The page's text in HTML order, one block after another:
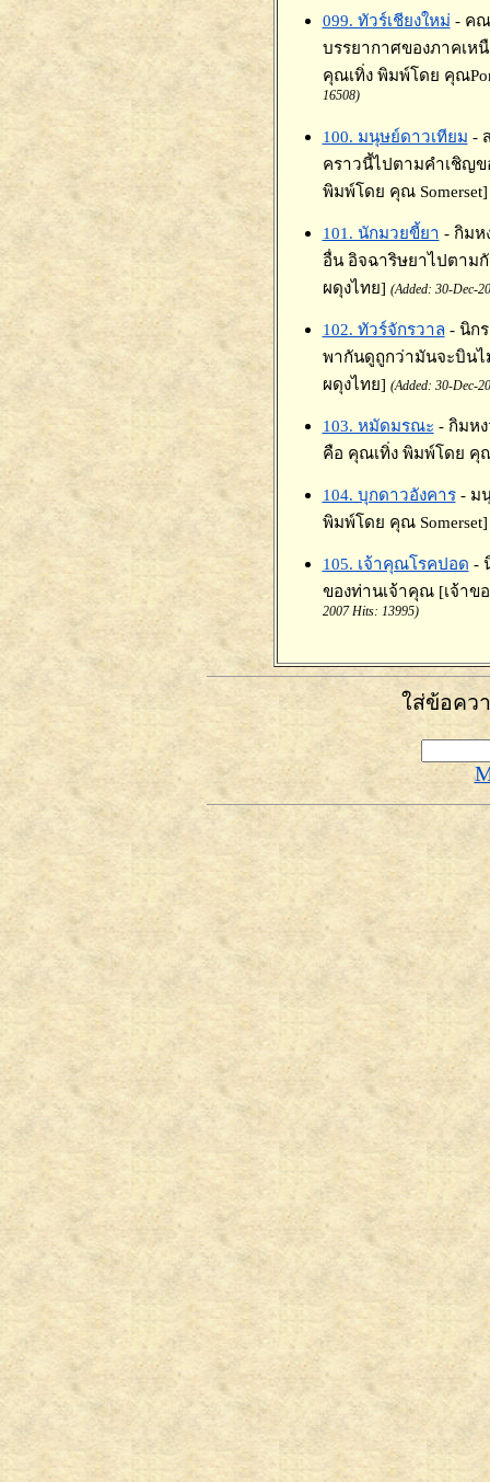
099. ทัวร์เชียงใหม่ - คณ
บรรยากาศของภาคเห
คุณเทิ่ง พิมพ์โดย คุณ
16508)
100. มนุษย์ดาวเทียม -
คราวนี้ไปตามคำเชิญข
พิมพ์โดย คุณ Somerset]
101. นักมวยขี้ยา - กิม
อื่น อิจฉาริษยาไปตาม
ผดุงไทย] (Added: 30-Dec-
102. ทัวร์จักรวาล - นิก
พากันดูถูกว่ามันจะบิน
ผดุงไทย] (Added: 30-Dec-
103. หมัดมรณะ - กิมห
คือ คุณเทิ่ง พิมพ์โดย คุณ
104. บุกดาวอังคาร - ม
พิมพ์โดย คุณ Somerset]
105. เจ้าคุณโรคปอด -
ของท่านเจ้าคุณ [เจ้าข
2007 Hits: 13995)
ใส่ข้อคว